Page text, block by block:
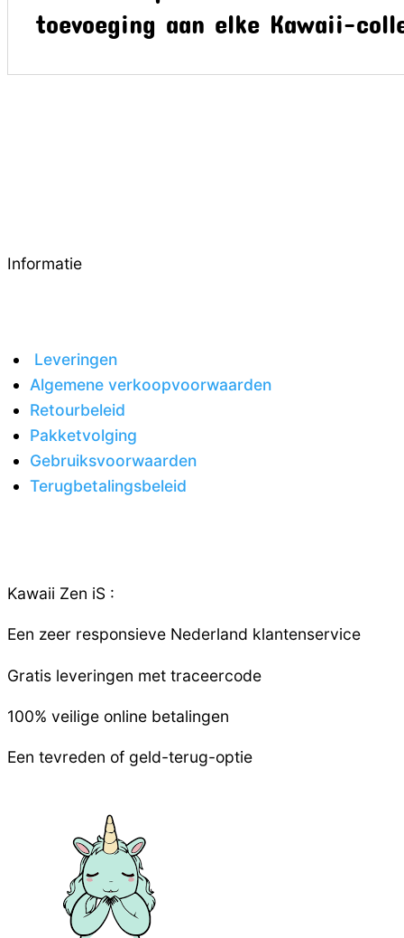
toevoeging aan elke Kawaii-
Informatie
Leveringen
Algemene verkoopvoorwaarden
Retourbeleid
Pakketvolging
Gebruiksvoorwaarden
Terugbetalingsbeleid
Kawaii Zen iS :
Een zeer responsieve Nederland klantenservice
Gratis leveringen met traceercode
100% veilige online betalingen
Een tevreden of geld-terug-optie